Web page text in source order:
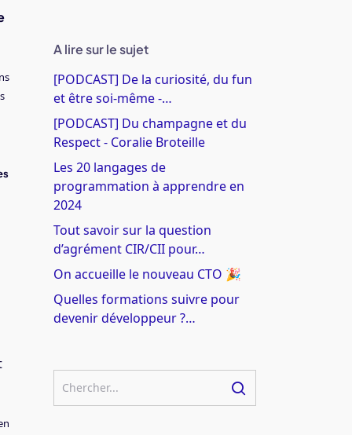
A lire sur le sujet
[PODCAST] De la curiosité, du fun
et être soi-même -…
[PODCAST] Du champagne et du
Respect - Coralie Broteille
Les 20 langages de
programmation à apprendre en
2024
Tout savoir sur la question
d’agrément CIR/CII pour…
On accueille le nouveau CTO 🎉
Quelles formations suivre pour
devenir développeur ?…